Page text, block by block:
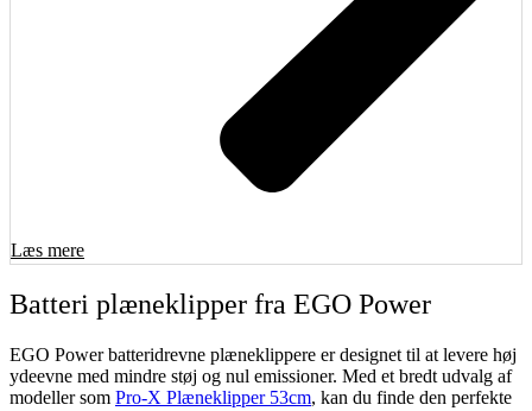
Læs mere
Batteri plæneklipper fra EGO Power
EGO Power batteridrevne plæneklippere er designet til at levere høj
ydeevne med mindre støj og nul emissioner. Med et bredt udvalg af
modeller som Pro-X Plæneklipper 53cm, kan du finde den perfekte